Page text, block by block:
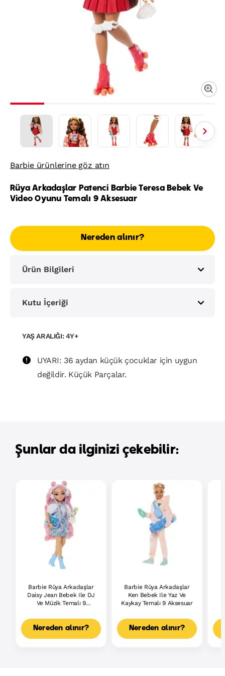
Barbie ürünlerine göz atın
Rüya Arkadaşlar Patenci Barbie Teresa Bebek Ve
Video Oyunu Temalı 9 Aksesuar
Nereden alınır?
Ürün Bilgileri
Kutu İçeriği
YAŞ ARALIĞI: 4Y+
UYARI: 36 aydan küçük çocuklar için uygun
değildir. Küçük Parçalar.
Şunlar da ilginizi çekebilir:
Barbie Rüya Arkadaşlar
Daisy Jean Bebek Ile DJ
Ve Müzik Temalı 9
Nereden alınır?
Barbie Rüya Arkadaşlar
Ken Bebek Ile Yaz Ve
Kaykay Temalı 9 Aksesuar
Nereden alınır?